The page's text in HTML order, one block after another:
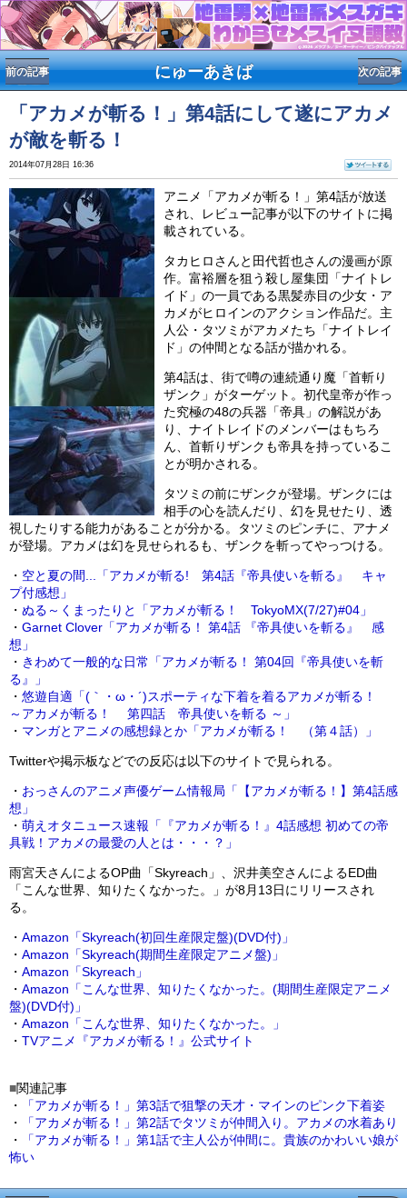
にゅーあきば
前の記事 次の記事
「アカメが斬る！」第4話にして遂にアカメ
が敵を斬る！
2014年07月28日 16:36
アニメ「アカメが斬る！」第4話が放送
され、レビュー記事が以下のサイトに掲
載されている。
タカヒロさんと田代哲也さんの漫画が原
作。富裕層を狙う殺し屋集団「ナイトレ
イド」の一員である黒髪赤目の少女・ア
カメがヒロインのアクション作品だ。主
人公・タツミがアカメたち「ナイトレイ
ド」の仲間となる話が描かれる。
第4話は、街で噂の連続通り魔「首斬り
ザンク」がターゲット。初代皇帝が作っ
た究極の48の兵器「帝具」の解説があ
り、ナイトレイドのメンバーはもちろ
ん、首斬りザンクも帝具を持っているこ
とが明かされる。
タツミの前にザンクが登場。ザンクには
相手の心を読んだり、幻を見せたり、透
視したりする能力があることが分かる。タツミのピンチに、アナメ
が登場。アカメは幻を見せられるも、ザンクを斬ってやっつける。
・ 空と夏の間...「アカメが斬る! 第4話『帝具使いを斬る』 キャ
プ付感想」
・ ぬる～くまったりと「アカメが斬る！ TokyoMX(7/27)#04」
・ Garnet Clover「アカメが斬る！ 第4話 『帝具使いを斬る』 感
想」
・ きわめて一般的な日常「アカメが斬る！ 第04回『帝具使いを斬
る』」
・ 悠遊自適「(｀・ω・´)スポーティな下着を着るアカメが斬る！
～アカメが斬る！ 第四話 帝具使いを斬る ～」
・ マンガとアニメの感想録とか「アカメが斬る！ （第４話）」
Twitterや掲示板などでの反応は以下のサイトで見られる。
・ おっさんのアニメ声優ゲーム情報局「【アカメが斬る！】第4話感
想」
・ 萌えオタニュース速報「『アカメが斬る！』4話感想 初めての帝
具戦！アカメの最愛の人とは・・・？」
雨宮天さんによるOP曲「Skyreach」、沢井美空さんによるED曲
「こんな世界、知りたくなかった。」が8月13日にリリースされ
る。
・ Amazon 「Skyreach(初回生産限定盤)(DVD付)」
・ Amazon 「Skyreach(期間生産限定アニメ盤)」
・ Amazon 「Skyreach」
・ Amazon 「こんな世界、知りたくなかった。(期間生産限定アニメ
盤)(DVD付)」
・ Amazon 「こんな世界、知りたくなかった。」
・ TVアニメ『アカメが斬る！』公式サイト
■関連記事
・
「アカメが斬る！」第3話で狙撃の天才・マインのピンク下着姿
・
「アカメが斬る！」第2話でタツミが仲間入り。アカメの水着あり
・
「アカメが斬る！」第1話で主人公が仲間に。貴族のかわいい娘が
怖い